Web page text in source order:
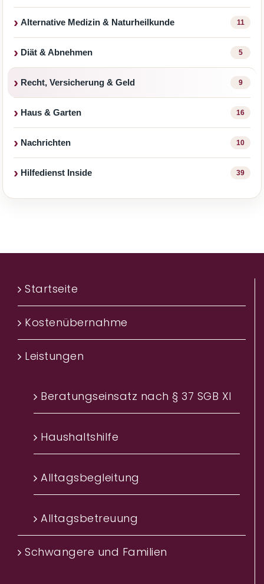
Alternative Medizin & Naturheilkunde 11
Diät & Abnehmen 5
Recht, Versicherung & Geld 9
Haus & Garten 16
Nachrichten 10
Hilfedienst Inside 39
Startseite
Kostenübernahme
Leistungen
Beratungseinsatz nach § 37 SGB XI
Haushaltshilfe
Alltagsbegleitung
Alltagsbetreuung
Schwangere und Familien